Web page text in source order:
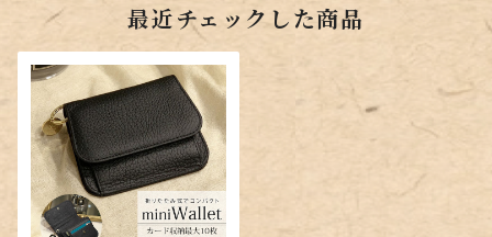
最近チェックした商品